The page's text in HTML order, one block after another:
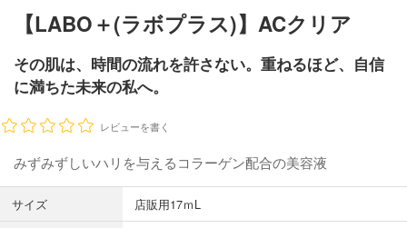
【LABO＋(ラボプラス)】ACクリア
その肌は、時間の流れを許さない。重ねるほど、自信
に満ちた未来の私へ。
レビューを書く
みずみずしいハリを与えるコラーゲン配合の美容液
サイズ
店販用17ｍL